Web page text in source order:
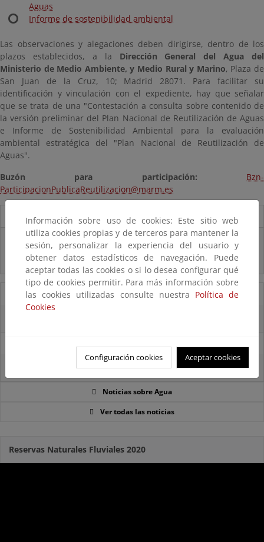
Aguas
Informe de sostenibilidad ambiental
Las observaciones y alegaciones deben dirigirse, dentro de los
plazos establecidos, a la Dirección General del Agua del
Ministerio de Medio Ambiente, y Medio Rural y Marino, Plaza de
San Juan de la Cruz, 10; Madrid 28071. Para facilitar su
identificación y vinculación con el expediente, hay que señalar
que se trata de una "Contestación a consulta sobre contenido de
la versión preliminar del Plan Nacional de Reutilización de Aguas
e Informe de Sostenibilidad Ambiental para la evaluación
ambiental estratégica del "Plan Nacional de Reutilización de
Aguas".
Buzón para participación:
Bzn-
ParticipacionPublicaReutilizacion@marm.es
Destacados
Real Decreto subvenciones adaptación riesgos inundación
Inf. Pública RD medidas gestión riesgo inundación
16/09/2025
La reserva hídrica española se encuentra al 58,2% de su capacidad
Noticias sobre Agua
Ver todas las noticias
Reservas Naturales Fluviales 2020
Información sobre uso de cookies: Este sitio web
utiliza cookies propias y de terceros para mantener la
sesión, personalizar la experiencia del usuario y
obtener datos estadísticos de navegación. Puede
aceptar todas las cookies o si lo desea configurar qué
tipo de cookies permitir. Para más información sobre
las cookies utilizadas consulte nuestra Política de
Cookies
Configuración cookies Aceptar cookies